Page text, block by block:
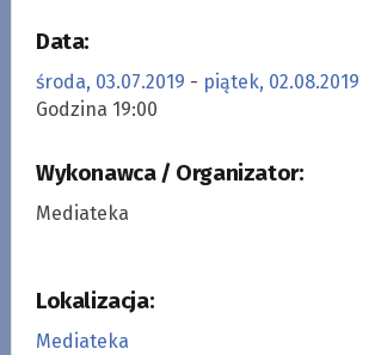
Data:
środa, 03.07.2019 - piątek, 02.08.2019
Godzina 19:00
Wykonawca / Organizator:
Mediateka
Lokalizacja:
Mediateka